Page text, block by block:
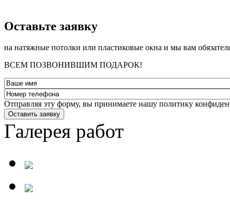
­Оставьте заявку
на натяжные потолки или пластиковые окна и мы вам
ВСЕМ ПОЗВОНИВШИМ ПОДАРОК!
Отправляя эту форму, вы принимаете нашу политику
Оставить заявку
Галерея работ